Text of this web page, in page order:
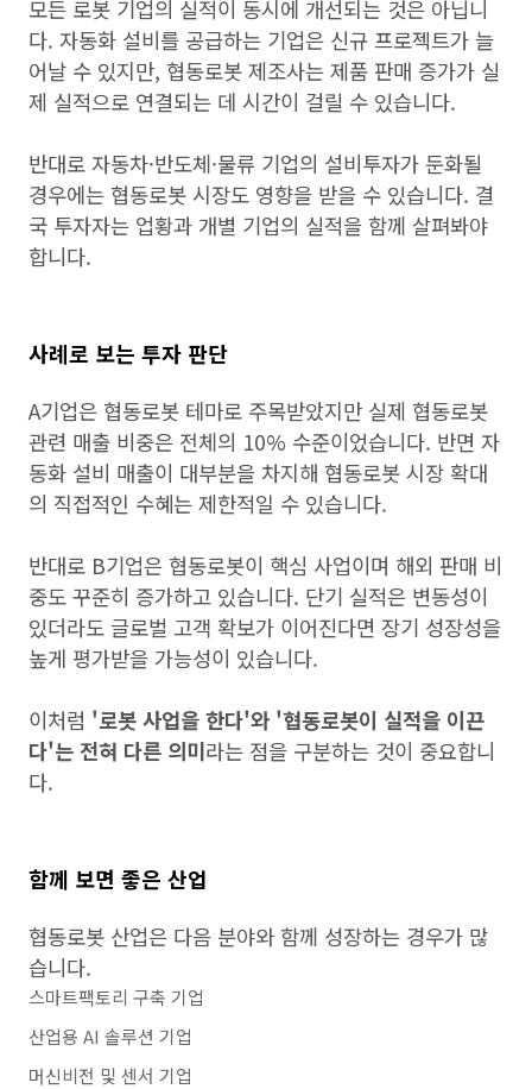
모든 로봇 기업의 실적이 동시에 개선되는 것은 아닙니
다. 자동화 설비를 공급하는 기업은 신규 프로젝트가 늘
어날 수 있지만, 협동로봇 제조사는 제품 판매 증가가 실
제 실적으로 연결되는 데 시간이 걸릴 수 있습니다.
반대로 자동차·반도체·물류 기업의 설비투자가 둔화될
경우에는 협동로봇 시장도 영향을 받을 수 있습니다. 결
국 투자자는 업황과 개별 기업의 실적을 함께 살펴봐야
합니다.
사례로 보는 투자 판단
A기업은 협동로봇 테마로 주목받았지만 실제 협동로봇
관련 매출 비중은 전체의 10% 수준이었습니다. 반면 자
동화 설비 매출이 대부분을 차지해 협동로봇 시장 확대
의 직접적인 수혜는 제한적일 수 있습니다.
반대로 B기업은 협동로봇이 핵심 사업이며 해외 판매 비
중도 꾸준히 증가하고 있습니다. 단기 실적은 변동성이
있더라도 글로벌 고객 확보가 이어진다면 장기 성장성을
높게 평가받을 가능성이 있습니다.
이처럼 '로봇 사업을 한다'와 '협동로봇이 실적을 이끈
다'는 전혀 다른 의미라는 점을 구분하는 것이 중요합니
다.
함께 보면 좋은 산업
협동로봇 산업은 다음 분야와 함께 성장하는 경우가 많
습니다.
스마트팩토리 구축 기업
산업용 AI 솔루션 기업
머신비전 및 센서 기업